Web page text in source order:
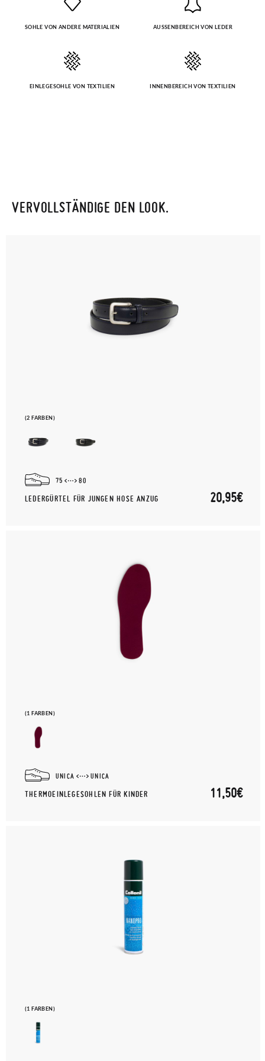
SOHLE VON ANDERE MATERIALIEN AUSSENBEREICH VON LEDER
EINLEGESOHLE VON TEXTILIEN INNENBEREICH VON TEXTILIEN
VERVOLLSTÄNDIGE DEN LOOK.
(2 FARBEN)
75 80
LEDERGÜRTEL FÜR JUNGEN HOSE ANZUG 20,95€
(1 FARBEN)
UNICA UNICA
THERMOEINLEGESOHLEN FÜR KINDER 11,50€
(1 FARBEN)